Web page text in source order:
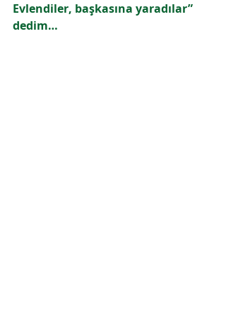
Evlendiler, başkasına yaradılar”
dedim…